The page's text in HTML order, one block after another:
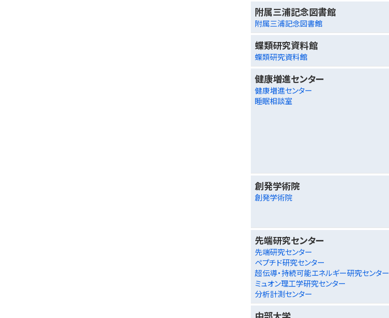
附属三浦記念図書館
附属三浦記念図書館
蝶類研究資料館
蝶類研究資料館
健康増進センター
健康増進センター
睡眠相談室
創発学術院
創発学術院
先端研究センター
先端研究センター
ペプチド研究センター
超伝導・持続可能エネルギー研究センター
ミュオン理工学研究センター
分析計測センター